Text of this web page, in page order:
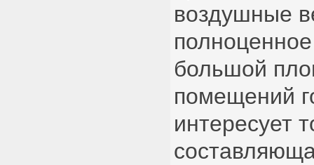
воздушные
большой
помещений
интересует